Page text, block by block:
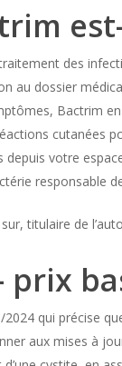
des
au dossier
Bactrim
cutanées
votre
responsable
titulaire de
prix
qui précise
aux mises à